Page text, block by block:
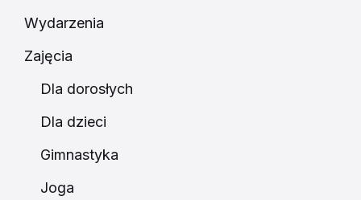
Wydarzenia
Zajęcia
Dla dorosłych
Dla dzieci
Gimnastyka
Joga